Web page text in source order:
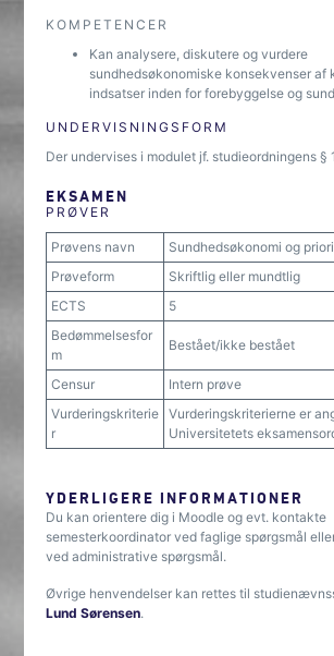
KOMPETENCER
Kan analysere, diskutere og vurdere
sundhedsøkonomiske konsekvenser af
indsatser inden for forebyggelse og
UNDERVISNINGSFORM
Der undervises i modulet jf. studieordningens §
EKSAMEN
PRØVER
Prøvens navn
Sundhedsøkonomi og
Prøveform
Skriftlig eller mundtlig
ECTS
5
Bedømmelsesfor
m
Bestået/ikke bestået
Censur
Intern prøve
Vurderingskriterie
r
Vurderingskriterierne er
Universitetets
YDERLIGERE INFORMATIONER
Du kan orientere dig i Moodle og evt. kontakte
semesterkoordinator ved faglige spørgsmål
ved administrative spørgsmål.
Øvrige henvendelser kan rettes til
Lund Sørensen.